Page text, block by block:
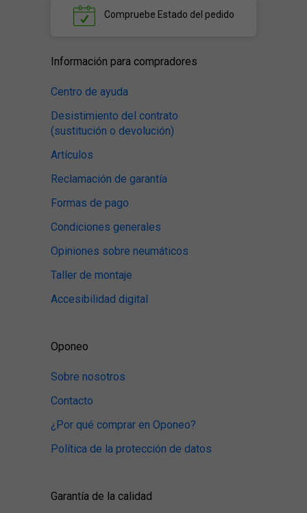
Compruebe Estado del pedido
Información para compradores
Centro de ayuda
Desistimiento del contrato
(sustitución o devolución)
Artículos
Reclamación de garantía
Formas de pago
Condiciones generales
Opiniones sobre neumáticos
Taller de montaje
Accesibilidad digital
Oponeo
Sobre nosotros
Contacto
¿Por qué comprar en Oponeo?
Política de la protección de datos
Garantía de la calidad